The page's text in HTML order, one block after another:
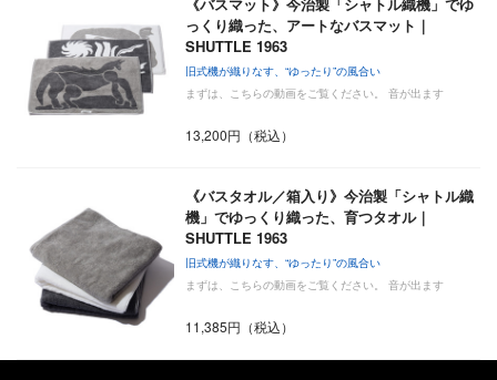
っくり織った、アートなバスマット｜
SHUTTLE 1963
旧式機が織りなす、“ゆったり”の風合い
まずは、こちらの動画をご覧ください。 音が出ます
13,200円（税込）
《バスタオル／箱入り》今治製「シャトル織
機」でゆっくり織った、育つタオル｜
SHUTTLE 1963
旧式機が織りなす、“ゆったり”の風合い
まずは、こちらの動画をご覧ください。 音が出ます
11,385円（税込）